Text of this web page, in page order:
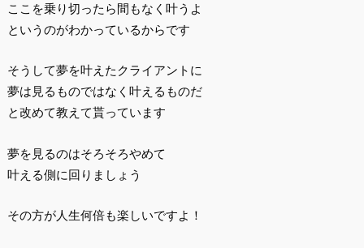
ここを乗り切ったら間もなく叶うよ
というのがわかっているからです
そうして夢を叶えたクライアントに
夢は見るものではなく叶えるものだ
と改めて教えて貰っています
夢を見るのはそろそろやめて
叶える側に回りましょう
その方が人生何倍も楽しいですよ！